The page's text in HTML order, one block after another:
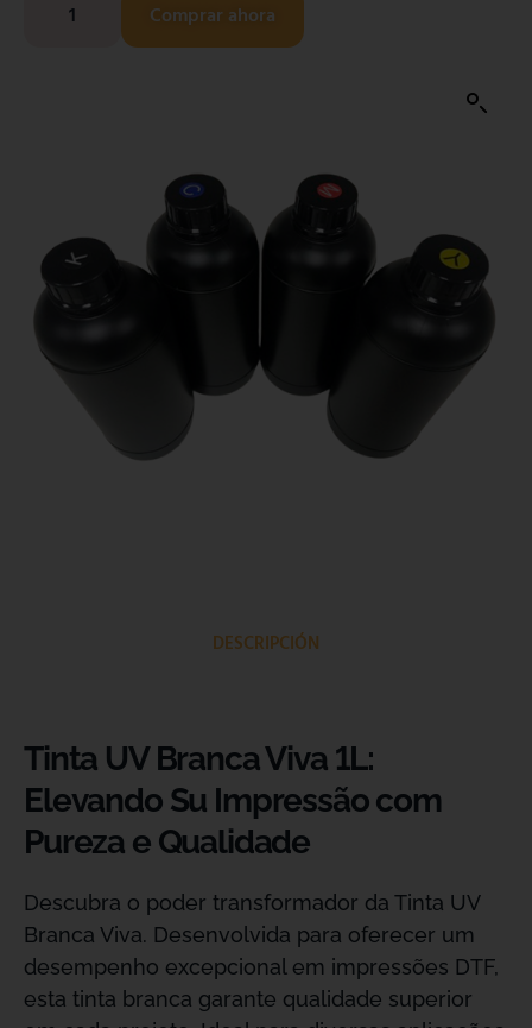
Comprar ahora
DESCRIPCIÓN
Tinta UV Branca Viva 1L:
Elevando Su Impressão com
Pureza e Qualidade
Descubra o poder transformador da Tinta UV
Branca Viva. Desenvolvida para oferecer um
desempenho excepcional em impressões DTF,
esta tinta branca garante qualidade superior